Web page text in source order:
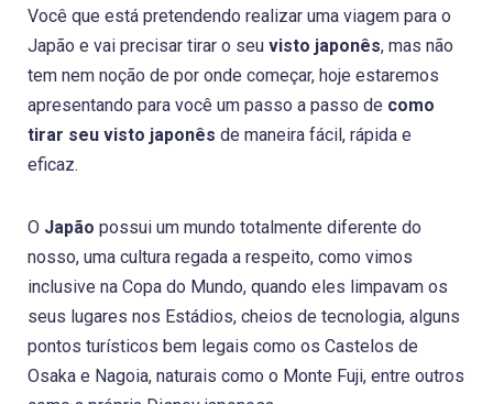
Você que está pretendendo realizar uma viagem para o
Japão e vai precisar tirar o seu visto japonês, mas não
tem nem noção de por onde começar, hoje estaremos
apresentando para você um passo a passo de como
tirar seu visto japonês de maneira fácil, rápida e
eficaz.
O Japão possui um mundo totalmente diferente do
nosso, uma cultura regada a respeito, como vimos
inclusive na Copa do Mundo, quando eles limpavam os
seus lugares nos Estádios, cheios de tecnologia, alguns
pontos turísticos bem legais como os Castelos de
Osaka e Nagoia, naturais como o Monte Fuji, entre outros